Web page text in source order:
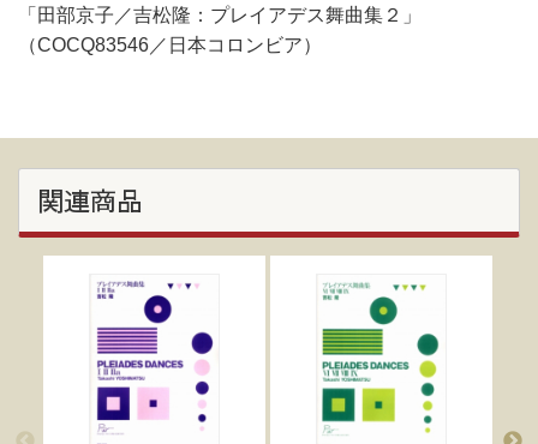
「田部京子／吉松隆：プレイアデス舞曲集２」
（COCQ83546／日本コロンビア）
関連商品